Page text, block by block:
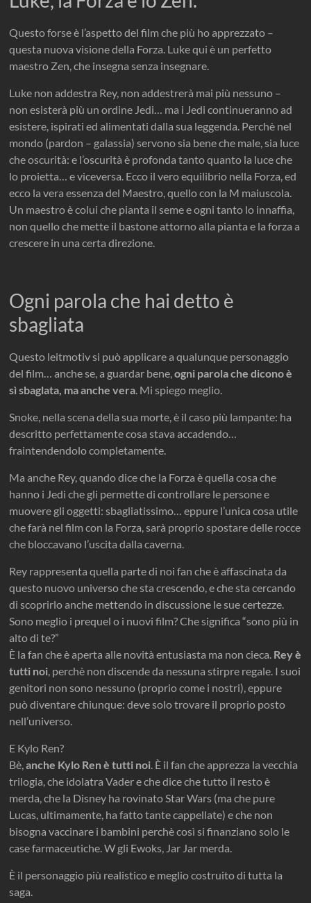
Questo forse è l’aspetto del film che più ho apprezzato –
questa nuova visione della Forza. Luke qui è un perfetto
maestro Zen, che insegna senza insegnare.
Luke non addestra Rey, non addestrerà mai più nessuno –
non esisterà più un ordine Jedi… ma i Jedi continueranno ad
esistere, ispirati ed alimentati dalla sua leggenda. Perchè nel
mondo (pardon – galassia) servono sia bene che male, sia luce
che oscurità: e l’oscurità è profonda tanto quanto la luce che
lo proietta… e viceversa. Ecco il vero equilibrio nella Forza, ed
ecco la vera essenza del Maestro, quello con la M maiuscola.
Un maestro è colui che pianta il seme e ogni tanto lo innaffia,
non quello che mette il bastone attorno alla pianta e la forza a
crescere in una certa direzione.
Ogni parola che hai detto è
sbagliata
Questo leitmotiv si può applicare a qualunque personaggio
del film… anche se, a guardar bene,ogni parola che dicono è
sì sbaglata, ma anche vera . Mi spiego meglio.
Snoke, nella scena della sua morte, è il caso più lampante: ha
descritto perfettamente cosa stava accadendo…
fraintendendolo completamente.
Ma anche Rey, quando dice che la Forza è quella cosa che
hanno i Jedi che gli permette di controllare le persone e
muovere gli oggetti: sbagliatissimo… eppure l’unica cosa utile
che farà nel film con la Forza, sarà proprio spostare delle rocce
che bloccavano l’uscita dalla caverna.
Rey rappresenta quella parte di noi fan che è affascinata da
questo nuovo universo che sta crescendo, e che sta cercando
di scoprirlo anche mettendo in discussione le sue certezze.
Sono meglio i prequel o i nuovi film? Che significa “sono più in
alto di te?”
È la fan che è aperta alle novità entusiasta ma non cieca. Rey è
tutti noi , perchè non discende da nessuna stirpre regale. I suoi
genitori non sono nessuno (proprio come i nostri), eppure
può diventare chiunque: deve solo trovare il proprio posto
nell’universo.
E Kylo Ren?
Bè,anche Kylo Ren è tutti noi . È il fan che apprezza la vecchia
trilogia, che idolatra Vader e che dice che tutto il resto è
merda, che la Disney ha rovinato Star Wars (ma che pure
Lucas, ultimamente, ha fatto tante cappellate) e che non
bisogna vaccinare i bambini perchè così si finanziano solo le
case farmaceutiche. W gli Ewoks, Jar Jar merda.
È il personaggio più realistico e meglio costruito di tutta la
saga.